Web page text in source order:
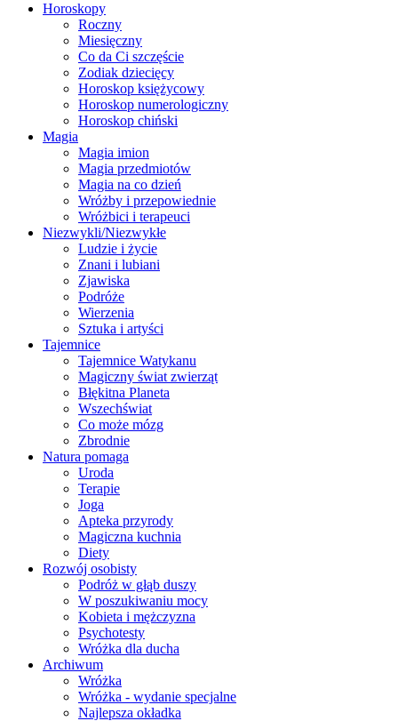
Horoskopy
Roczny
Miesięczny
Co da Ci szczęście
Zodiak dziecięcy
Horoskop księżycowy
Horoskop numerologiczny
Horoskop chiński
Magia
Magia imion
Magia przedmiotów
Magia na co dzień
Wróżby i przepowiednie
Wróżbici i terapeuci
Niezwykli/Niezwykłe
Ludzie i życie
Znani i lubiani
Zjawiska
Podróże
Wierzenia
Sztuka i artyści
Tajemnice
Tajemnice Watykanu
Magiczny świat zwierząt
Błękitna Planeta
Wszechświat
Co może mózg
Zbrodnie
Natura pomaga
Uroda
Terapie
Joga
Apteka przyrody
Magiczna kuchnia
Diety
Rozwój osobisty
Podróż w głąb duszy
W poszukiwaniu mocy
Kobieta i mężczyzna
Psychotesty
Wróżka dla ducha
Archiwum
Wróżka
Wróżka - wydanie specjalne
Najlepsza okładka